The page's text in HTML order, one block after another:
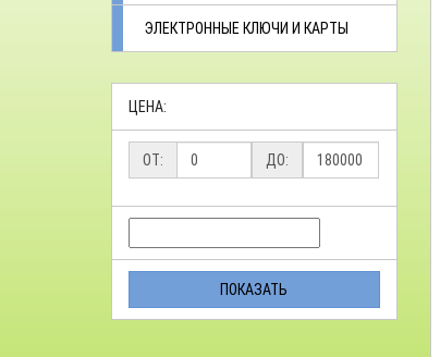
ЭЛЕКТРОННЫЕ КЛЮЧИ И КАРТЫ
ЦЕНА:
ОТ: ДО:
ПОКАЗАТЬ